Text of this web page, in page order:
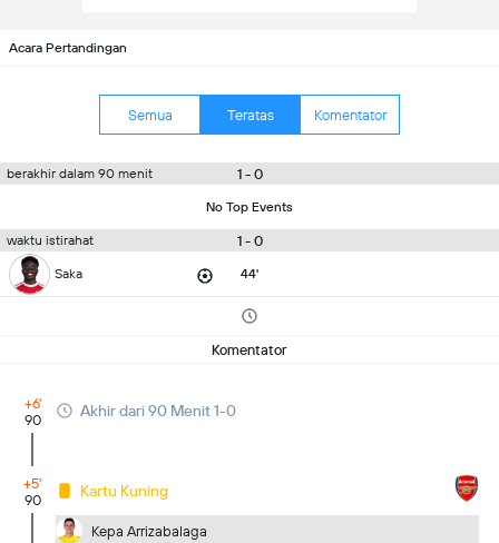
Acara Pertandingan
Semua Teratas Komentator
berakhir dalam 90 menit 1 - 0
No Top Events
waktu istirahat 1 - 0
Saka 44'
Komentator
+6'
90
Akhir dari 90 Menit 1-0
+5'
90
Kartu Kuning
Kepa Arrizabalaga